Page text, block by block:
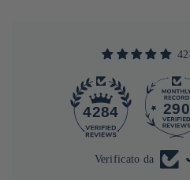
4284 290
Verificato da